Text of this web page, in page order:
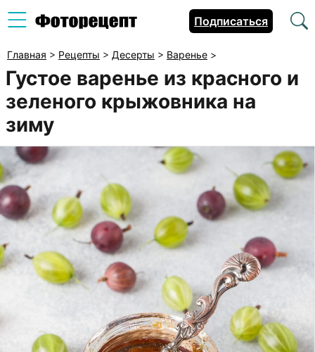
Подписаться
Главная > Рецепты > Десерты > Варенье >
Густое варенье из красного и
зеленого крыжовника на
зиму